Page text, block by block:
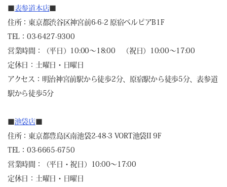
表参道本店
住所：東京都渋谷区神宮前6-6-2 原宿ベルピアB1F
TEL：03-6427-9300
営業時間：（平日）10:00～18:00 （祝日）10:00～17:00
定休日：土曜日・日曜日
アクセス：明治神宮前駅から徒歩2分、原宿駅から徒歩5分、表参道
駅から徒歩5分
池袋店
住所：東京都豊島区南池袋2-48-3 VORT池袋II 9F
TEL：03-6665-6750
営業時間：（平日・祝日）10:00～17:00
定休日：土曜日・日曜日